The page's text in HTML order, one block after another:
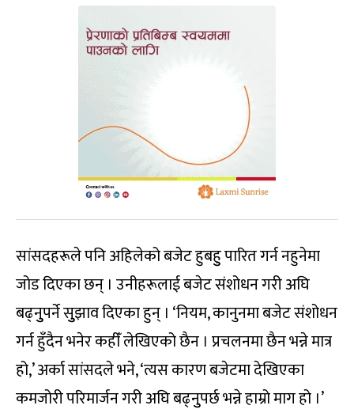
सांसदहरूले पनि अहिलेको बजेट हुबहुु पारित गर्न नहुनेमा
जोड दिएका छन् । उनीहरूलाई बजेट संशोधन गरी अघि
बढ्नुुपर्ने सुुझाव दिएका हुन् । ‘नियम, कानुनमा बजेट संशोधन
गर्न हुँदैन भनेर कहीँ लेखिएको छैन । प्रचलनमा छैन भन्ने मात्र
हो,’ अर्का सांसदले भने, ‘त्यस कारण बजेटमा देखिएका
कमजोरी परिमार्जन गरी अघि बढ्नुुपर्छ भन्ने हाम्रो माग हो ।’